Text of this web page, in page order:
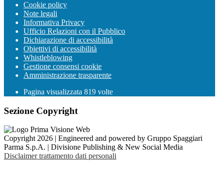
Cookie policy
Note legali
Informativa Privacy
Ufficio Relazioni con il Pubblico
Dichiarazione di accessibilità
Obiettivi di accessibilità
Whistleblowing
Gestione consensi cookie
Amministrazione trasparente
Pagina visualizzata 819 volte
Sezione Copyright
Copyright 2026 | Engineered and powered by Gruppo Spaggiari
Parma S.p.A. | Divisione Publishing & New Social Media
Disclaimer trattamento dati personali